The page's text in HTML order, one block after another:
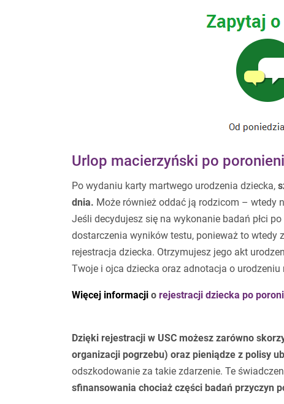
Urlop macierzyński po
Po wydaniu karty martwego urodzenia dziecka,
dnia. Może również oddać ją rodzicom – wtedy
Jeśli decydujesz się na wykonanie badań płci
dostarczenia wyników testu, ponieważ to wtedy
rejestracja dziecka. Otrzymujesz jego akt
Twoje i ojca dziecka oraz adnotacja o
Więcej informacji o rejestracji dziecka po
Dzięki rejestracji w USC możesz zarówno
organizacji pogrzebu) oraz pieniądze z polisy
odszkodowanie za takie zdarzenie. Te
sfinansowania chociaż części badań przyczyn